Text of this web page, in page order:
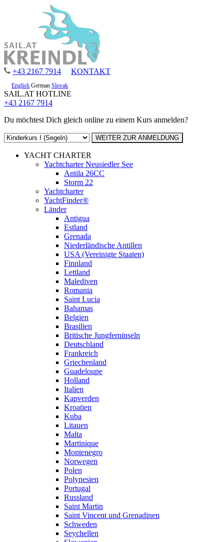
+43 2167 7914 KONTAKT
English German Slovak
SAIL.AT HOTLINE
+43 2167 7914
Du möchtest Dich gleich online zu einem Kurs anmelden?
YACHT CHARTER
Yachtcharter Neusiedler See
Antila 26CC
Storm 22
Yachtcharter
YachtFinder®
Länder
Antigua
Estland
Grenada
Niederländische Antillen
USA (Vereinigte Staaten)
Finnland
Lettland
Malediven
Romania
Saint Lucia
Bahamas
Belgien
Brasilien
Britische Jungferninseln
Deutschland
Frankreich
Griechenland
Guadeloupe
Holland
Italien
Kapverden
Kroatien
Kuba
Litauen
Malta
Martinique
Montenegro
Norwegen
Polen
Polynesien
Portugal
Russland
Saint Martin
Saint Vincent und Grenadinen
Schweden
Seychellen